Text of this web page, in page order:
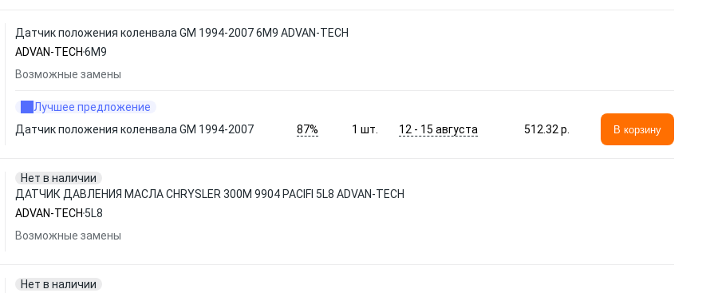
Датчик положения коленвала GM 1994-2007 6M9 ADVAN-TECH
ADVAN-TECH 6M9
Возможные замены
Лучшее предложение
Датчик положения коленвала GM 1994-2007
87% 1 шт. 12 - 15 августа 512.32 p. В корзину
Нет в наличии
ДАТЧИК ДАВЛЕНИЯ МАСЛА CHRYSLER 300M 9904 PACIFI 5L8 ADVAN-TECH
ADVAN-TECH 5L8
Возможные замены
Нет в наличии